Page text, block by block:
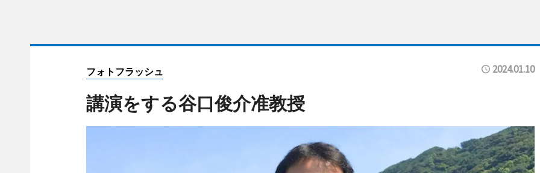
フォトフラッシュ 2024.01.10
講演をする谷口俊介准教授